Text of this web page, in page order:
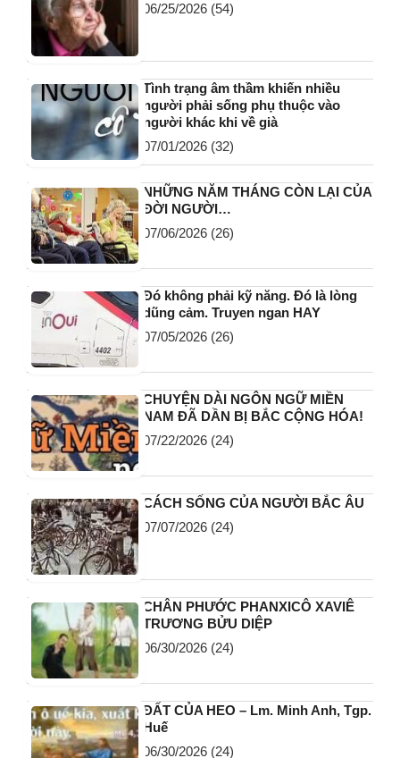
06/25/2026 (54)
Tình trạng âm thầm khiến nhiều
người phải sống phụ thuộc vào
người khác khi về già
07/01/2026 (32)
NHỮNG NĂM THÁNG CÒN LẠI CỦA
ĐỜI NGƯỜI…
07/06/2026 (26)
Đó không phải kỹ năng. Đó là lòng
dũng cảm. Truyen ngan HAY
07/05/2026 (26)
CHUYỆN DÀI NGÔN NGỮ MIỀN
NAM ĐÃ DẦN BỊ BẮC CỘNG HÓA!
07/22/2026 (24)
CÁCH SỐNG CỦA NGƯỜI BẮC ÂU
07/07/2026 (24)
CHÂN PHƯỚC PHANXICÔ XAVIÊ
TRƯƠNG BỬU DIỆP
06/30/2026 (24)
ĐẤT CỦA HEO – Lm. Minh Anh, Tgp.
Huế
06/30/2026 (24)